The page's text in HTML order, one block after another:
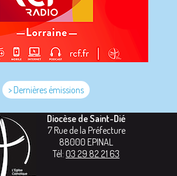
> Dernières émissions
Diocèse de Saint-Dié
7 Rue de la Préfecture
88000 EPINAL
Tél: 03 29 82 21 63